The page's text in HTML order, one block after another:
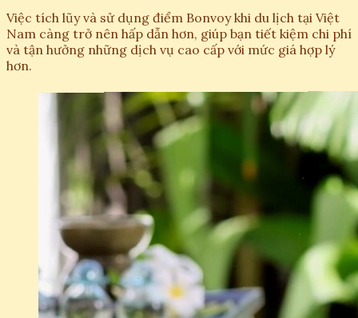
Việc tích lũy và sử dụng điểm Bonvoy khi du lịch tại Việt
Nam càng trở nên hấp dẫn hơn, giúp bạn tiết kiệm chi phí
và tận hưởng những dịch vụ cao cấp với mức giá hợp lý
hơn.